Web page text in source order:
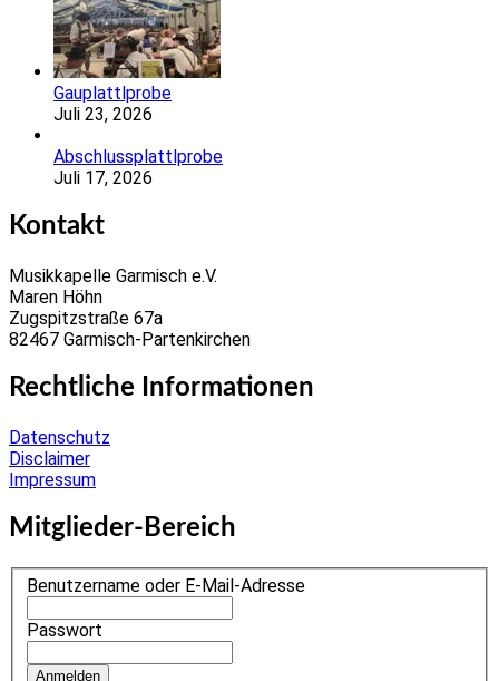
Gauplattlprobe
Juli 23, 2026
Abschlussplattlprobe
Juli 17, 2026
Kontakt
Musikkapelle Garmisch e.V.
Maren Höhn
Zugspitzstraße 67a
82467 Garmisch-Partenkirchen
Rechtliche Informationen
Datenschutz
Disclaimer
Impressum
Mitglieder-Bereich
Benutzername oder E-Mail-Adresse
Passwort